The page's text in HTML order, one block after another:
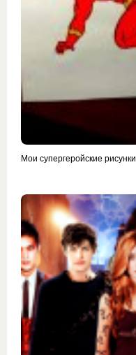
Мои супергеройские рисунки